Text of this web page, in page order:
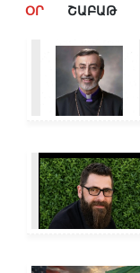
ՕՐ ՇԱԲԱԹ